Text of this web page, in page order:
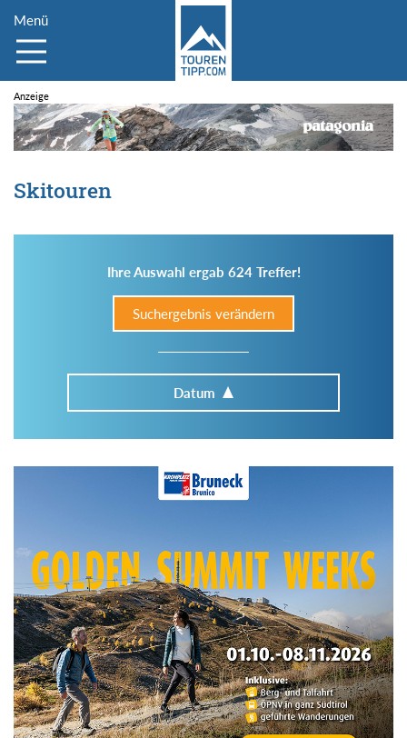
Menü
Skitouren
Ihre Auswahl ergab 624 Treffer!
Suchergebnis verändern
Datum
Im Tourenarchiv suchen
Region:
Gebirge: